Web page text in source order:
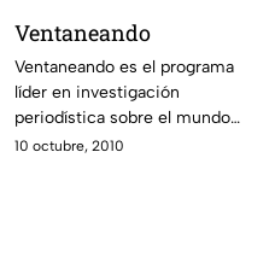
Ventaneando
Ventaneando es el programa
líder en investigación
periodística sobre el mundo
del espectáculo. Noticias,
10 octubre, 2010